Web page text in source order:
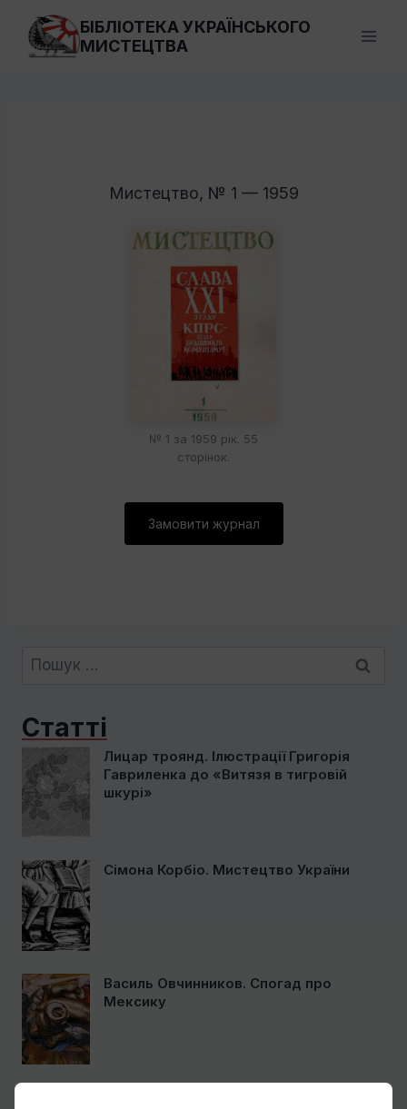
Перейти
вмісту
БІБЛІОТЕКА УКРАЇНСЬКОГО
МИСТЕЦТВА
Мистецтво, № 1 — 1959
№ 1 за 1959 рік. 55
сторінок.
Замовити журнал
Пошук:
Статті
Лицар троянд. Ілюстрації Григорія
Гавриленка до «Витязя в тигровій
шкурі»
Сімона Корбіо. Мистецтво України
Василь Овчинников. Спогад про
Мексику